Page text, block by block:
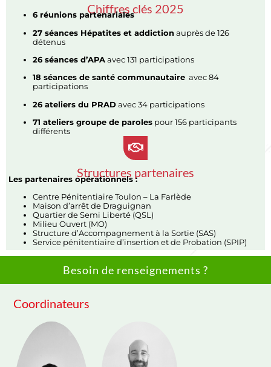
Chiffres clés 2025
6 réunions partenariales
27 séances Hépatites et addiction auprès de 126
détenus
26 séances d’APA avec 131 participations
18 séances de santé communautaire avec 84
participations
26 ateliers du PRAD avec 34 participations
71 ateliers groupe de paroles pour 156 participants
différents
Structures partenaires
Les partenaires opérationnels :
Centre Pénitentiaire Toulon – La Farlède
Maison d’arrêt de Draguignan
Quartier de Semi Liberté (QSL)
Milieu Ouvert (MO)
Structure d’Accompagnement à la Sortie (SAS)
Service pénitentiaire d’insertion et de Probation (SPIP)
Besoin de renseignements ?
Coordinateurs